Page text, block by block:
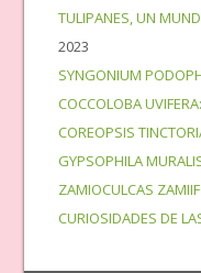
TULIPANES, UN
2023
SYNGONIUM
COCCOLOBA
COREOPSIS
GYPSOPHILA
ZAMIOCULCAS
CURIOSIDADES DE